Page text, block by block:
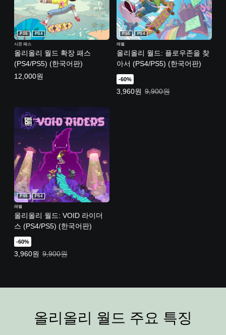
올리올리 월드 확장 패스
(PS4/PS5) (한국어판)
PS5 PS4
시즌 패스
12,000원
올리올리 월드: 플로우존을 찾
아서 (PS4/PS5) (한국어판)
PS5 PS4
레벨
-60%
3,960원
특별가: 3,960원. 일반가: 9,900원.
9,900원
올리올리 월드: VOID 라이더
스 (PS4/PS5) (한국어판)
PS5 PS4
레벨
-60%
3,960원
특별가: 3,960원. 일반가: 9,900원.
9,900원
올리올리 월드 주요 특징